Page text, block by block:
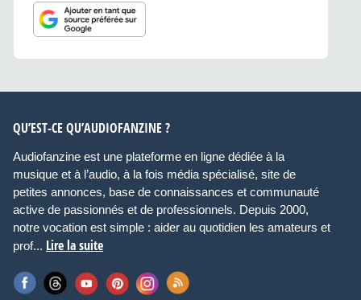
QU’EST-CE QU’AUDIOFANZINE ?
Audiofanzine est une plateforme en ligne dédiée à la
musique et à l’audio, à la fois média spécialisé, site de
petites annonces, base de connaissances et communauté
active de passionnés et de professionnels. Depuis 2000,
notre vocation est simple : aider au quotidien les amateurs et
prof... Lire la suite